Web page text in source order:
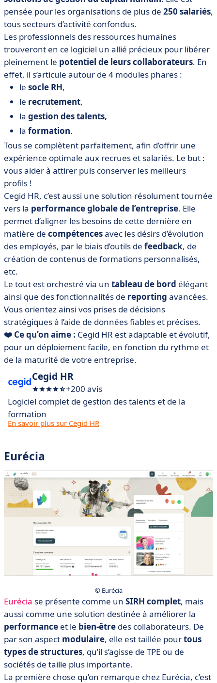
pensée pour les organisations de plus de 250 salariés,
tous secteurs d’activité confondus.
Les professionnels des ressources humaines
trouveront en ce logiciel un allié précieux pour libérer
pleinement le potentiel de leurs collaborateurs. En
effet, il s’articule autour de 4 modules phares :
le socle RH,
le recrutement,
la gestion des talents,
la formation.
Tous se complètent parfaitement, afin d’offrir une
expérience optimale aux recrues et salariés. Le but :
vous aider à attirer puis conserver les meilleurs
profils !
Cegid HR, c’est aussi une solution résolument tournée
vers la performance globale de l’entreprise. Elle
permet d’aligner les besoins de cette dernière en
matière de compétencesavec les désirs d’évolution
des employés, par le biais d’outils de feedback, de
création de contenus de formations personnalisés,
etc.
Le tout est orchestré via un tableau de bord élégant
ainsi que des fonctionnalités de reporting avancées.
Vous orientez ainsi vos prises de décisions
stratégiques à l’aide de données fiables et précises.
❤️ Ce qu’on aime : Cegid HR est adaptable et évolutif,
pour un déploiement facile, en fonction du rythme et
de la maturité de votre entreprise.
Cegid HR
+200 avis
Logiciel complet de gestion des talents et de la
formation
En savoir plus sur Cegid HR
Eurécia
© Eurécia
Eurécia se présente comme un SIRH complet, mais
aussi comme une solution destinée à améliorer la
performance et le bien-être des collaborateurs. De
par son aspect modulaire, elle est taillée pourtous
types de structures, qu’il s’agisse de TPE ou de
sociétés de taille plus importante.
La première chose qu’on remarque chez Eurécia, c’est